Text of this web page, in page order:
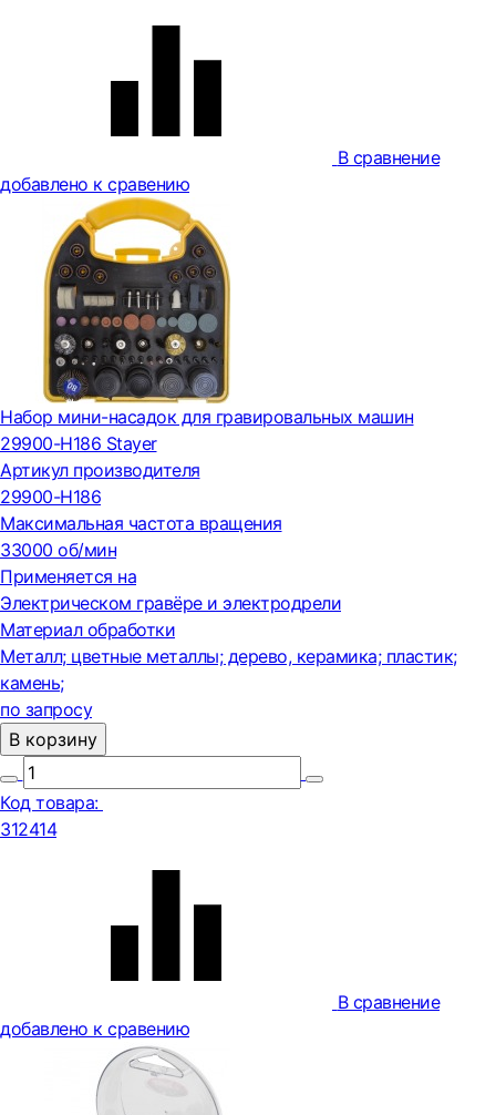
В сравнение
добавлено к сравению
Набор мини-насадок для гравировальных машин
29900-H186 Stayer
Артикул производителя
29900-H186
Максимальная частота вращения
33000 об/мин
Применяется на
Электрическом гравёре и электродрели
Материал обработки
Металл; цветные металлы; дерево, керамика; пластик;
камень;
по запросу
В корзину
Код товара:
312414
В сравнение
добавлено к сравению